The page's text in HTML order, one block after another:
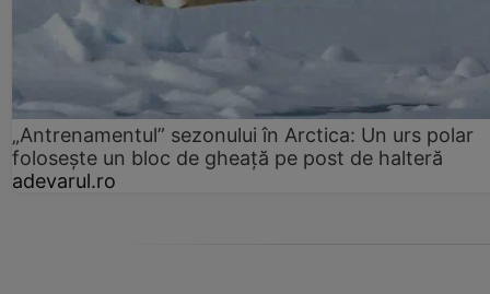
„Antrenamentul” sezonului în Arctica: Un urs polar
folosește un bloc de gheață pe post de halteră
adevarul.ro